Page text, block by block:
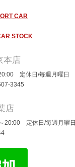
CAR
STOCK
本店
定休日/毎週月曜日
3345
店
20:00 定休日/毎週月曜日